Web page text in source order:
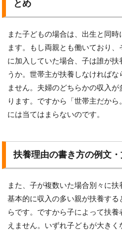
とめ
また子どもの場合は、出生と同
ます。もし両親とも働いており
に加入していた場合、子は誰が扶
うか。世帯主が扶養しなければな
ません。夫婦のどちらかの収入
ります。ですから「世帯主だか
には当てはまらないのです。
扶養理由の書き方の例文・
また、子が複数いた場合別々に扶
基本的に収入の多い親が扶養す
らです。ですから子によって扶養
えません。いずれ子どもが大きく